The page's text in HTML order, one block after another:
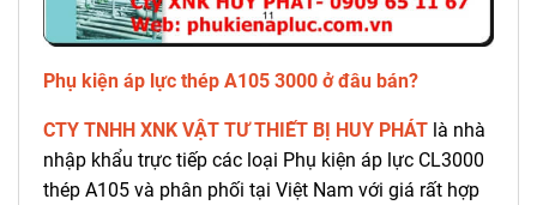
Phụ kiện áp lực thép A105 3000 ở đâu bán?
CTY TNHH XNK VẬT TƯ THIẾT BỊ HUY PHÁT là nhà
nhập khẩu trực tiếp các loại Phụ kiện áp lực CL3000
thép A105 và phân phối tại Việt Nam với giá rất hợp